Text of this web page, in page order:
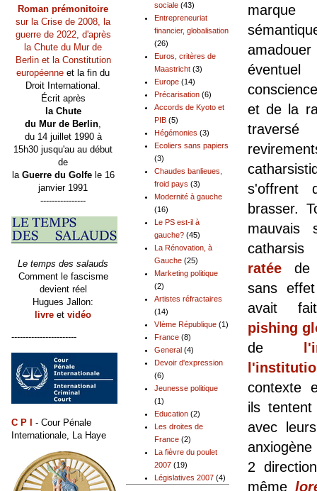
et de la
s'offrent
brasser.
mauvais
ratée de
sans
avait
pishing
de
contexte
ils
avec
2
même
sociale (43)
Entrepreneuriat
financier, globalisation
(26)
Euros, critères de
Maastricht (3)
Europe (14)
Précarisation (6)
Accords de Kyoto et
PIB (5)
Hégémonies (3)
Ecoliers sans papiers
(3)
Chaudes banlieues,
froid pays (3)
Modernité à gauche
(16)
Le PS est-il à
gauche? (45)
La Rénovation, à
Gauche (25)
Marketing politique
(2)
Artistes réfractaires
(14)
VIème République (1)
France (8)
General (4)
Devoir d'expression
(6)
Jeunesse politique
(1)
Education (2)
Les droites de
France (2)
La fièvre du poulet
2007 (19)
Législatives 2007 (4)
Roman prémonitoire
sur la Crise de 2008, la
guerre de 2022, d'après
la Chute du Mur de
Berlin et la Constitution
européenne et la fin du
Droit International.
Écrit après
la Chute
du Mur de Berlin,
du 14 juillet 1990 à
15h30 jusqu'au au début
de
la Guerre du Golfele 16
janvier 1991
----------------
Le temps des salauds
Comment le fascisme
devient réel
Hugues Jallon:
livre et vidéo
-----------------------
C P I
- Cour Pénale
Internationale, La Haye